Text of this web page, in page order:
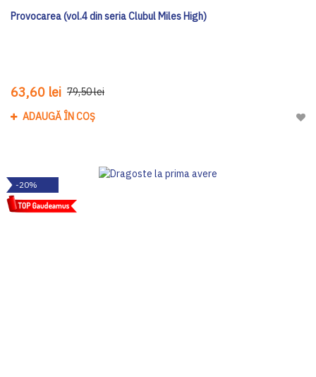
Provocarea (vol.4 din seria Clubul Miles High)
63,60 lei 79,50 lei
ADAUGĂ ÎN COȘ
-20%